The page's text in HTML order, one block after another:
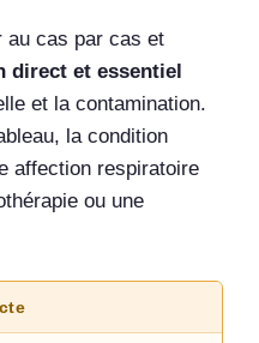
au cas par cas et
direct et essentiel
et la contamination.
la condition
affection respiratoire
ou une